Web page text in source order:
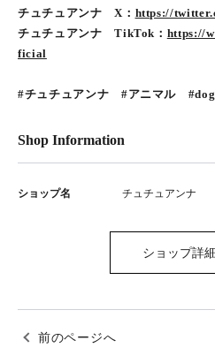
チュチュアンナ X： https://
チュチュアンナ TikTok： https://
ficial
#チュチュアンナ #アニマル
Shop Information
ショップ名 チュチュアンナ
ショップ詳
前のページへ